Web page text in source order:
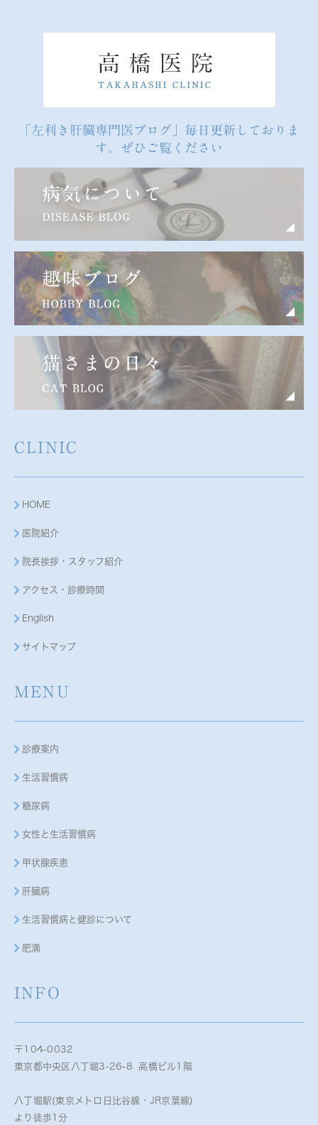
「左利き肝臓専門医ブログ」毎日更新しておりま
す。ぜひご覧ください
CLINIC
HOME
医院紹介
院長挨拶・スタッフ紹介
アクセス・診療時間
English
サイトマップ
MENU
診療案内
生活習慣病
糖尿病
女性と生活習慣病
甲状腺疾患
肝臓病
生活習慣病と健診について
肥満
INFO
〒104-0032
東京都中央区八丁堀3-26-8 高橋ビル1階
八丁堀駅(東京メトロ日比谷線・JR京葉線)
より徒歩1分